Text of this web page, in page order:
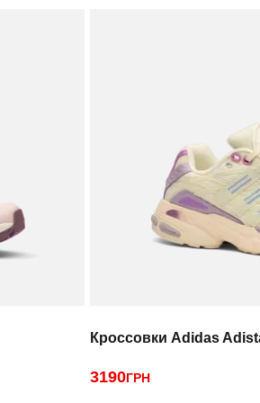
Кроссовки Adidas
3190ГРН